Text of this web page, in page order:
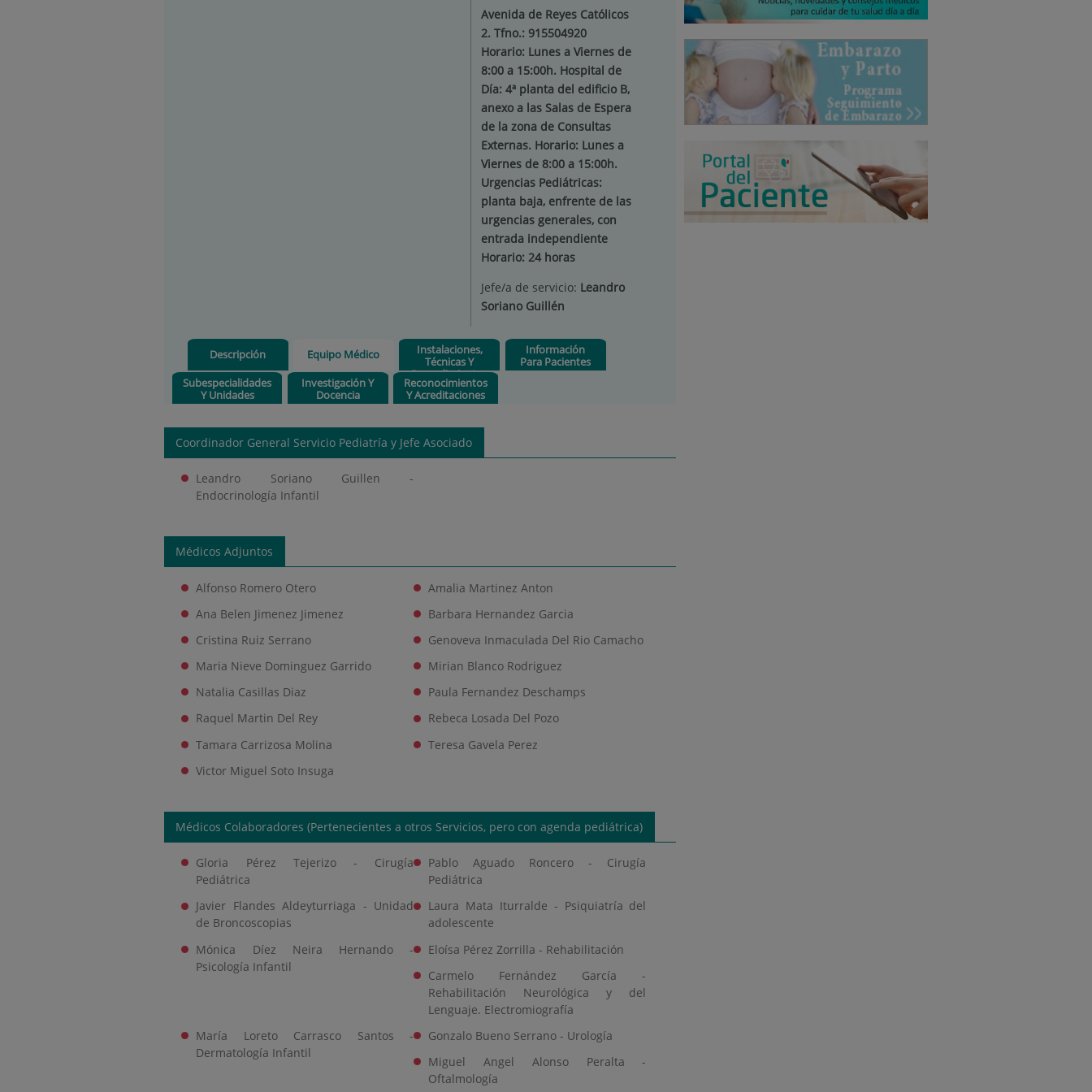
Avenida de Reyes Católicos
2. Tfno.: 915504920
Horario: Lunes a Viernes de
8:00 a 15:00h. Hospital de
Día: 4ª planta del edificio B,
anexo a las Salas de Espera
de la zona de Consultas
Externas. Horario: Lunes a
Viernes de 8:00 a 15:00h.
Urgencias Pediátricas:
planta baja, enfrente de las
urgencias generales, con
entrada independiente
Horario: 24 horas
Jefe/a de servicio: Leandro
Soriano Guillén
Descripción Equipo Médico
Instalaciones,
Técnicas Y
Procedimientos
Información
Para Pacientes
Subespecialidades
Y Unidades
Investigación Y
Docencia
Reconocimientos
Y Acreditaciones
Coordinador General Servicio Pediatría y Jefe Asociado
Leandro Soriano Guillen -
Endocrinología Infantil
Médicos Adjuntos
Alfonso Romero Otero
Amalia Martinez Anton
Ana Belen Jimenez Jimenez
Barbara Hernandez Garcia
Cristina Ruiz Serrano
Genoveva Inmaculada Del Rio Camacho
Maria Nieve Dominguez Garrido
Mirian Blanco Rodriguez
Natalia Casillas Diaz
Paula Fernandez Deschamps
Raquel Martin Del Rey
Rebeca Losada Del Pozo
Tamara Carrizosa Molina
Teresa Gavela Perez
Victor Miguel Soto Insuga
Médicos Colaboradores (Pertenecientes a otros Servicios, pero con agenda pediátrica)
Gloria Pérez Tejerizo - Cirugía
Pediátrica
Pablo Aguado Roncero - Cirugía
Pediátrica
Javier Flandes Aldeyturriaga - Unidad
de Broncoscopias
Laura Mata Iturralde - Psiquiatría del
adolescente
Mónica Díez Neira Hernando -
Psicología Infantil
Eloísa Pérez Zorrilla - Rehabilitación
Carmelo Fernández García -
Rehabilitación Neurológica y del
Lenguaje. Electromiografía
María Loreto Carrasco Santos -
Dermatología Infantil
Gonzalo Bueno Serrano - Urología
Miguel Angel Alonso Peralta -
Oftalmología